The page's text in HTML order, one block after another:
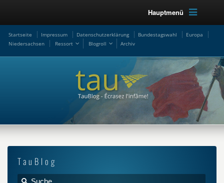
Hauptmenü
Startseite Impressum Datenschutzerklärung Bundestagswahl
Europa
Niedersachsen
Ressort Blogroll Archiv
TauBlog